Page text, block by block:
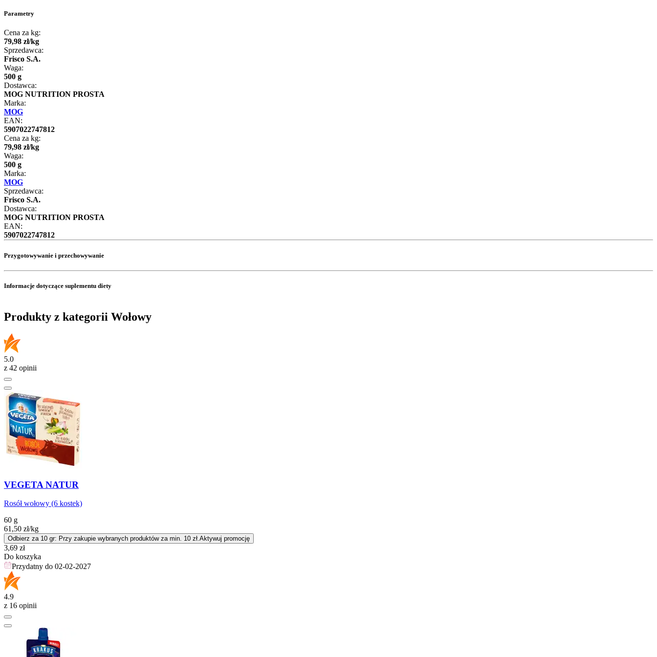
Parametry
Cena za kg:
79,98 zł/kg
Sprzedawca:
Frisco S.A.
Waga:
500 g
Dostawca:
MOG NUTRITION PROSTA
Marka:
MOG
EAN:
5907022747812
Cena za kg:
79,98 zł/kg
Waga:
500 g
Marka:
MOG
Sprzedawca:
Frisco S.A.
Dostawca:
MOG NUTRITION PROSTA
EAN:
5907022747812
Przygotowywanie i przechowywanie
Informacje dotyczące suplementu diety
Produkty z kategorii Wołowy
5.0
z 42 opinii
VEGETA NATUR
Rosół wołowy (6 kostek)
60 g
61,50 zł/kg
Odbierz za 10 gr: Przy zakupie wybranych produktów za min. 10 zł.Aktywuj promocję
Cena
3,69 zł
Do koszyka
Przydatny do 02-02-2027
4.9
z 16 opinii